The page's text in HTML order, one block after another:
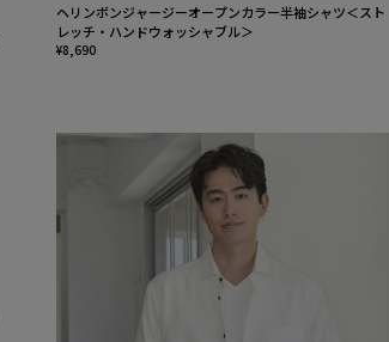
ヘリンボンジャージーオープンカラー半袖シャツ＜スト
レッチ・ハンドウォッシャブル＞
¥8,690